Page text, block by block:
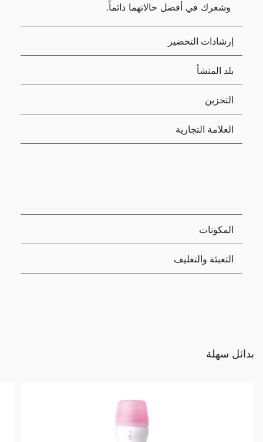
وشعرك في أفضل حالاتهما دائماً.
إرشادات التحضير
بلد المنشأ
التخزين
العلامة التجارية
المكونات
التعبئة والتغليف
بدائل سهلة